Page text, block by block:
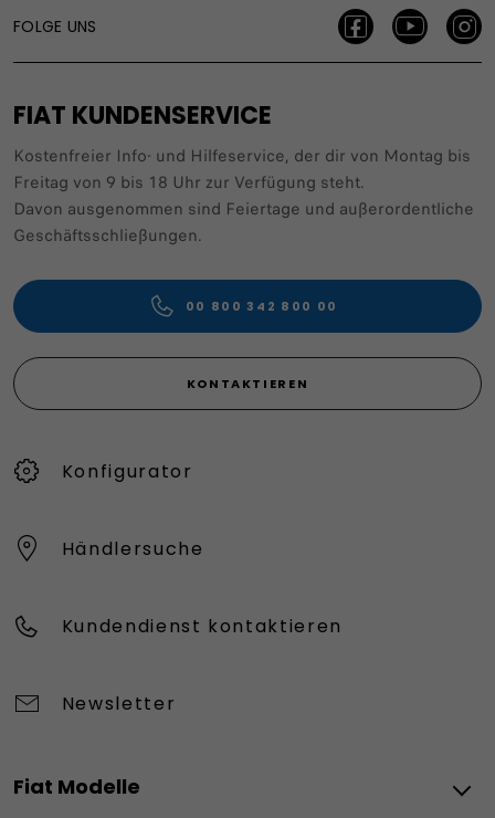
FOLGE UNS
FIAT KUNDENSERVICE
Kostenfreier Info- und Hilfeservice, der dir von Montag bis
Freitag von 9 bis 18 Uhr zur Verfügung steht.
Davon ausgenommen sind Feiertage und außerordentliche
Geschäftsschließungen.
00 800 342 800 00
KONTAKTIEREN
Konfigurator
Händlersuche
Kundendienst kontaktieren
Newsletter
Fiat Modelle